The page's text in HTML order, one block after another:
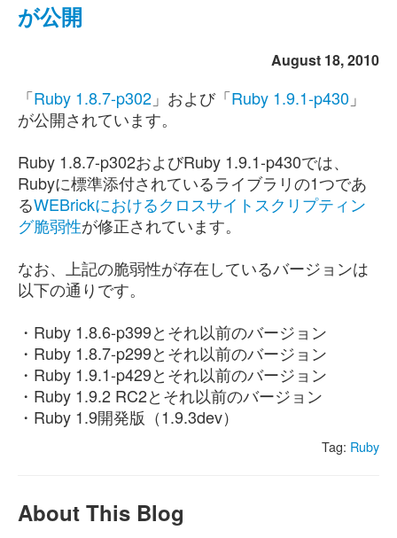
が公開
August 18, 2010
「Ruby 1.8.7-p302 」および「Ruby 1.9.1-p430 」
が公開されています。
Ruby 1.8.7-p302およびRuby 1.9.1-p430では、
Rubyに標準添付されているライブラリの1つであ
るWEBrickにおけるクロスサイトスクリプティン
グ脆弱性が修正されています。
なお、上記の脆弱性が存在しているバージョンは
以下の通りです。
・Ruby 1.8.6-p399とそれ以前のバージョン
・Ruby 1.8.7-p299とそれ以前のバージョン
・Ruby 1.9.1-p429とそれ以前のバージョン
・Ruby 1.9.2 RC2とそれ以前のバージョン
・Ruby 1.9開発版（1.9.3dev）
Tag: Ruby
About This Blog